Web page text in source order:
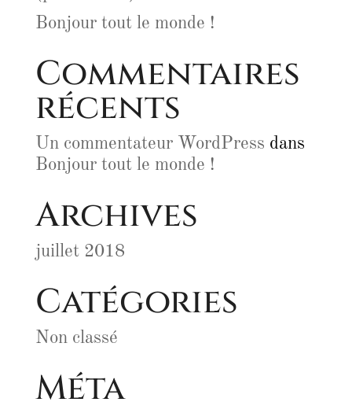
Bonjour tout le monde !
Commentaires
récents
Un commentateur WordPress dans
Bonjour tout le monde !
Archives
juillet 2018
Catégories
Non classé
Méta